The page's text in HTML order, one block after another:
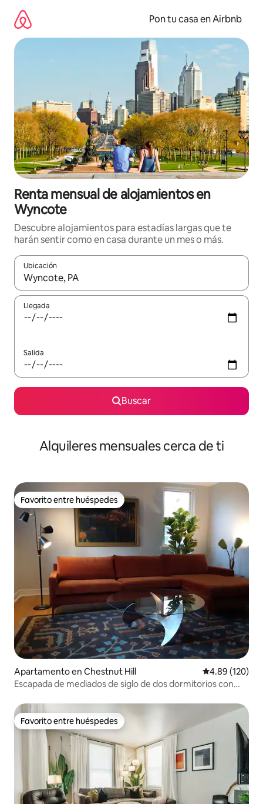
contenido
Pon tu casa en Airbnb
Renta mensual de alojamientos en
Wyncote
Descubre alojamientos para estadías largas que te
harán sentir como en casa durante un mes o más.
Ubicación
Cuando los resultados estén disponibles, navega con las
Llegada
Salida
Buscar
Alquileres mensuales cerca de ti
Favorito entre huéspedes
Favorito entre huéspedes
Apartamento en Chestnut Hill Calificación
4.89 (120)
Escapada de mediados de siglo de dos dormitorios con
Favorito entre huéspedes
Favorito entre huéspedes